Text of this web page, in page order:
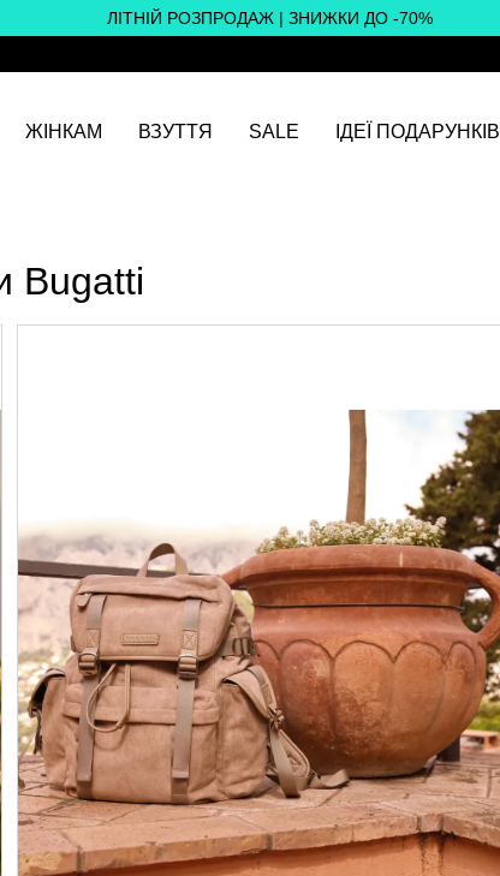
ЛІТНІЙ РОЗПРОДАЖ | ЗНИЖКИ ДО -70%
ЖІНКАМ ВЗУТТЯ SALE ІДЕЇ ПОДАРУНКІВ
Bugatti